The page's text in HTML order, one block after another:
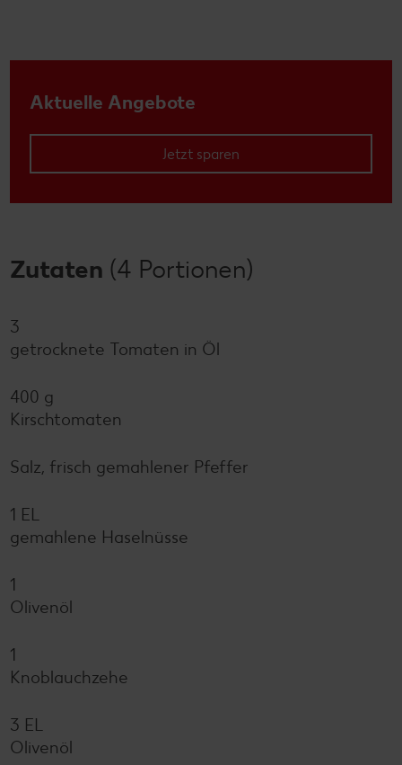
Aktuelle Angebote
Jetzt sparen
Zutaten (4 Portionen)
3
getrocknete Tomaten in Öl
400 g
Kirschtomaten
Salz, frisch gemahlener Pfeffer
1 EL
gemahlene Haselnüsse
1
Olivenöl
1
Knoblauchzehe
3 EL
Olivenöl